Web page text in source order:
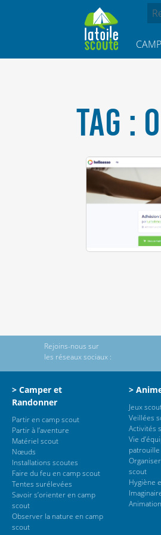
TAG :
Rejoins-nous sur
les réseaux sociaux :
> Camper et
Randonner
Partir en camp scout
Partir à l’aventure
Matériel scout
Nœuds
Installations scoutes
Faire du feu en camp scout
Tentes surélevées
Savoir s’orienter en camp
scout
Observer la nature en camp
scout
>
Jeux
Veillées
Activités
Vie
patrouille
scout
Hygiène